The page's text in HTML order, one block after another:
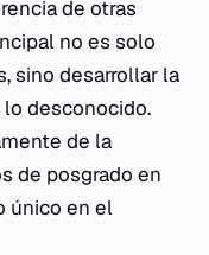
de otras
no es solo
sino desarrollar la
lo desconocido.
de la
de posgrado en
único en el